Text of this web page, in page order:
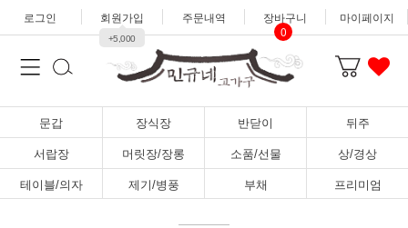
로그인 회원가입
+5,000
주문내역
장바구니
0
마이페이지
문갑 장식장 반닫이 뒤주
서랍장 머릿장/장롱 소품/선물 상/경상
테이블/의자 제기/병풍 부채 프리미엄